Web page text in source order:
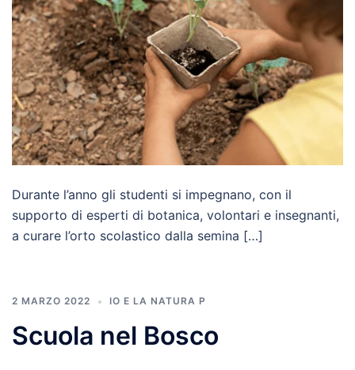
Durante l’anno gli studenti si impegnano, con il
supporto di esperti di botanica, volontari e insegnanti,
a curare l’orto scolastico dalla semina […]
2 MARZO 2022 IO E LA NATURA P
Scuola nel Bosco